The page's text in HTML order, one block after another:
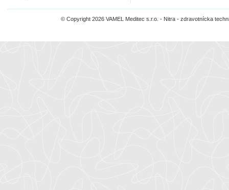
© Copyright 2026 VAMEL Meditec s.r.o. - Nitra - zdravotnícka